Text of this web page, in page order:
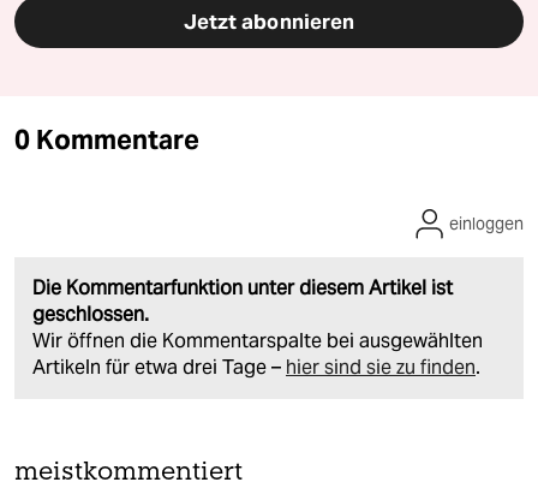
Jetzt abonnieren
0 Kommentare
Die Kommentarfunktion unter diesem Artikel ist
geschlossen.
Wir öffnen die Kommentarspalte bei ausgewählten
Artikeln für etwa drei Tage – hier sind sie zu finden.
einloggen
meistkommentiert